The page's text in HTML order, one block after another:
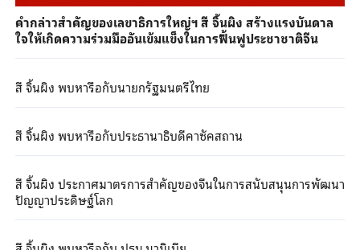
คำกล่าวสำคัญของเลขาธิการใหญ่ฯ สี จิ้นผิง สร้างแรงบันดาล
ใจให้เกิดความร่วมมืออันเข้มแข็งในการฟื้นฟูประชาชาติจีน
สี จิ้นผิง พบหารือกับนายกรัฐมนตรีไทย
สี จิ้นผิง พบหารือกับประธานาธิบดีคาซัคสถาน
สี จิ้นผิง ประกาศมาตรการสำคัญของจีนในการสนับสนุนการพัฒนา
ปัญญาประดิษฐ์โลก